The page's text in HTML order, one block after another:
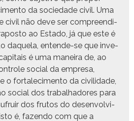
da sociedade civ­il. Uma
civ­il não deve ser com­preen­di­
ao Esta­do, já que este é
daque­la, entende-se que inve­
é uma maneira de, ao
social da empre­sa,
o for­t­alec­i­men­to da civil­i­dade,
social dos tra­bal­hadores para
dos fru­tos do desen­volvi­
é, fazen­do com que a